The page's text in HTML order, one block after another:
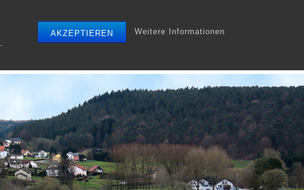
AKZEPTIEREN Weitere Informationen